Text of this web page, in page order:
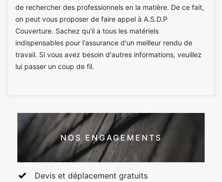
de rechercher des professionnels en la matière. De ce fait,
on peut vous proposer de faire appel à A.S.D.P
Couverture. Sachez qu'il a tous les matériels
indispensables pour l'assurance d'un meilleur rendu de
travail. Si vous avez besoin d'autres informations, veuillez
lui passer un coup de fil.
NOS ENGAGEMENTS
Devis et déplacement gratuits